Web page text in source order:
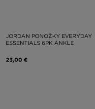
JORDAN PONOŽKY EVERYDAY
ESSENTIALS 6PK ANKLE
23,00 €